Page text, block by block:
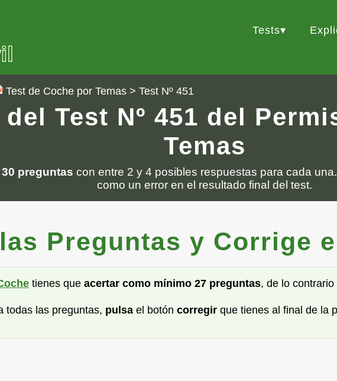
Tests
Test de Coche por Temas > Test Nº 451
Test Nº 451 del
Temas
30 preguntas con entre 2 y 4 posibles respuestas para cada
como un error en el resultado final del test.
Preguntas y Corrige
tienes que acertar como mínimo 27 preguntas, de lo
todas las preguntas, pulsa el botón corregir que tienes al final de la